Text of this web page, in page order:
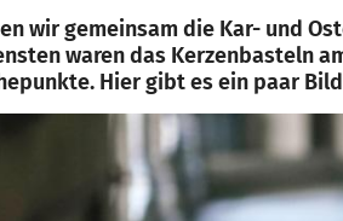
wir gemeinsam die Kar- und
waren das Kerzenbasteln
Hier gibt es ein paar